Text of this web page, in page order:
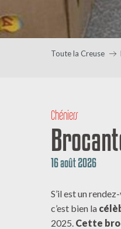
Toute la Creuse
Chéniers
16 août 2026
S’il est un
c’est bien la
2025. Cette